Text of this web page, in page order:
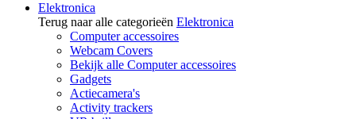
Elektronica
Terug naar alle categorieën Elektronica
Computer accessoires
Webcam Covers
Bekijk alle Computer accessoires
Gadgets
Actiecamera's
Activity trackers